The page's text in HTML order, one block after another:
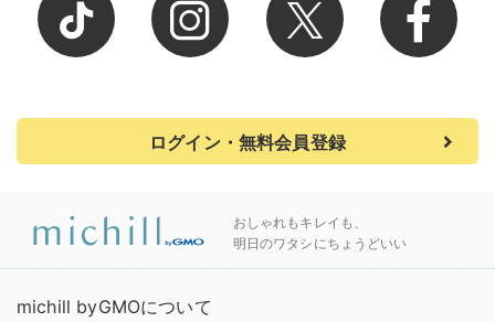
ログイン・無料会員登録
おしゃれもキレイも、
明日のワタシにちょうどいい
michill byGMOについて